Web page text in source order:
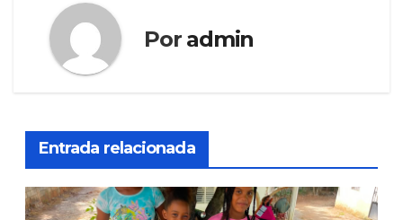
Por admin
Entrada relacionada